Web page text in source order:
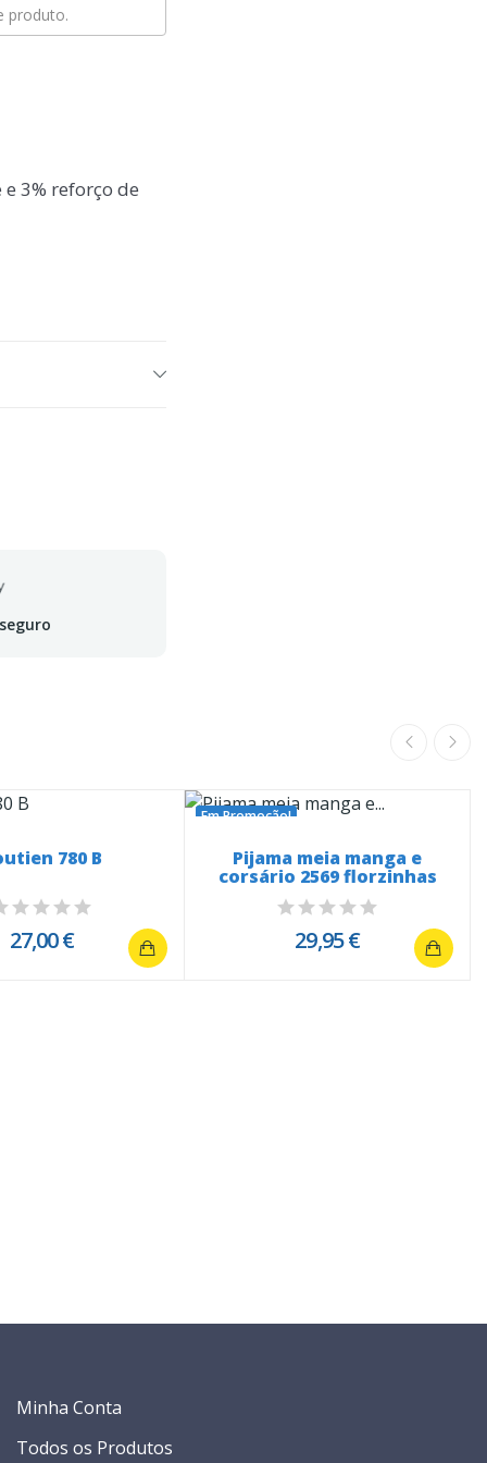
produto.
3% reforço de
780 B
27,00 €
Em Promoção!
Pijama meia manga e
corsário 2569 florzinhas
29,95 €
Minha Conta
Todos os Produtos